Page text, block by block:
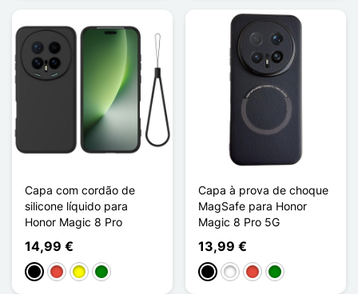
Capa com cordão de
silicone líquido para
Honor Magic 8 Pro
14,99 €
PretoVermelho
Amarelo
Verde
Capa à prova de choque
MagSafe para Honor
Magic 8 Pro 5G
13,99 €
PretoBrancoVermelho
Verde